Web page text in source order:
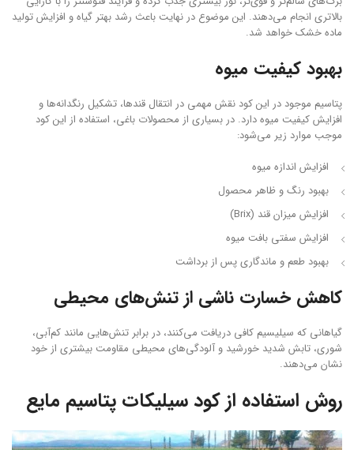
بالاتری انجام می‌دهند. این موضوع در نهایت باعث رشد بهتر گیاه و افزایش تولید
ماده خشک خواهد شد.
بهبود کیفیت میوه
پتاسیم موجود در این کود نقش مهمی در انتقال قندها، تشکیل رنگدانه‌ها و
افزایش کیفیت میوه دارد. در بسیاری از محصولات باغی، استفاده از این کود
موجب موارد زیر می‌شود:
افزایش اندازه میوه
بهبود رنگ و ظاهر محصول
افزایش میزان قند (Brix)
افزایش سفتی بافت میوه
بهبود طعم و ماندگاری پس از برداشت
کاهش خسارت ناشی از تنش‌های محیطی
گیاهانی که سیلیسیم کافی دریافت می‌کنند، در برابر تنش‌هایی مانند کم‌آبی،
شوری، تابش شدید خورشید و آلودگی‌های محیطی مقاومت بیشتری از خود
نشان می‌دهند.
روش استفاده از کود سیلیکات پتاسیم مایع